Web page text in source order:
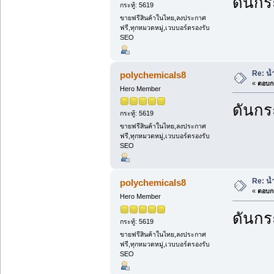
กระทู้: 5619
ขายฟรีสินค้าในไทย,ลงประกาศ
ฟรี,ทุกหมวดหมู่,เวบบอร์ดรองรับ
SEO
polychemicals8
Hero Member
กระทู้: 5619
ขายฟรีสินค้าในไทย,ลงประกาศ
ฟรี,ทุกหมวดหมู่,เวบบอร์ดรองรับ
SEO
Re: น้
« ตอบก
ดันก
polychemicals8
Hero Member
กระทู้: 5619
ขายฟรีสินค้าในไทย,ลงประกาศ
ฟรี,ทุกหมวดหมู่,เวบบอร์ดรองรับ
SEO
Re:
« ตอบก
ดันก